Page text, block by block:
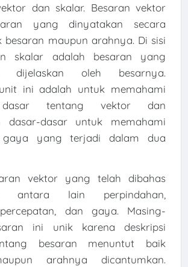
dan skalar. Besaran vektor
yang dinyatakan secara
besaran maupun arahnya. Di sisi
skalar adalah besaran yang
dijelaskan oleh besarnya.
ini adalah untuk memahami
dasar tentang vektor dan
dasar-dasar untuk memahami
yang terjadi dalam dua
vektor yang telah dibahas
antara lain perpindahan,
dan gaya. Masing-
ini unik karena deskripsi
besaran menuntut baik
arahnya dicantumkan.